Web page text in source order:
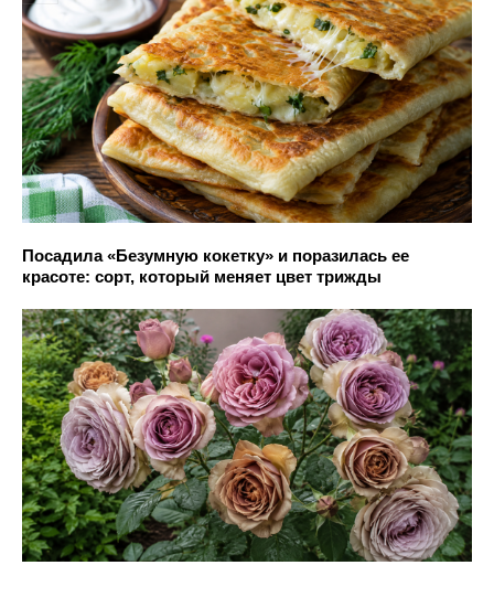
Посадила «Безумную кокетку» и поразилась ее
красоте: сорт, который меняет цвет трижды